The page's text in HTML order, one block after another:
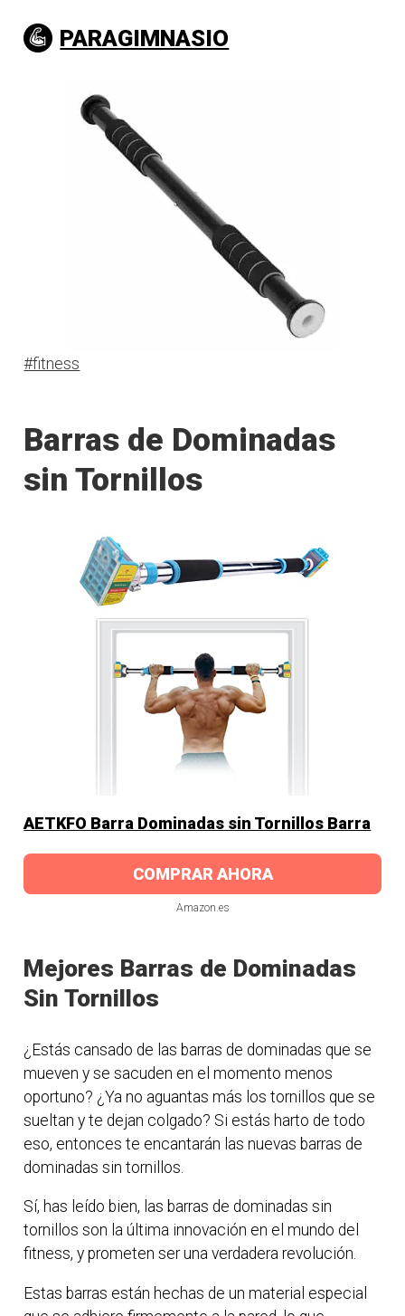
PARAGIMNASIO
#fitness
Barras de Dominadas
sin Tornillos
AETKFO Barra Dominadas sin Tornillos Barra
COMPRAR AHORA
Amazon.es
Mejores Barras de Dominadas
Sin Tornillos
¿Estás cansado de las barras de dominadas que se
mueven y se sacuden en el momento menos
oportuno? ¿Ya no aguantas más los tornillos que se
sueltan y te dejan colgado? Si estás harto de todo
eso, entonces te encantarán las nuevas barras de
dominadas sin tornillos.
Sí, has leído bien, las barras de dominadas sin
tornillos son la última innovación en el mundo del
fitness, y prometen ser una verdadera revolución.
Estas barras están hechas de un material especial